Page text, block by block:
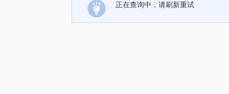
正在查询中，请刷新重试